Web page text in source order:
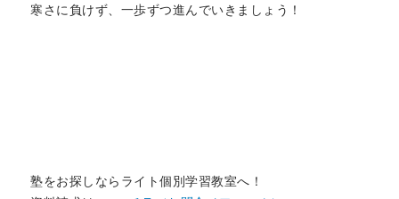
寒さに負けず、一歩ずつ進んでいきましょう！
塾をお探しならライト個別学習教室へ！